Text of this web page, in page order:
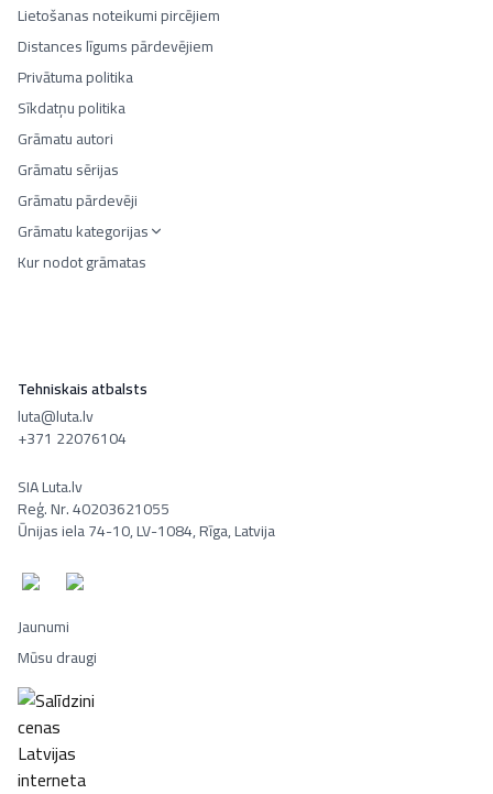
Lietošanas noteikumi pircējiem
Distances līgums pārdevējiem
Privātuma politika
Sīkdatņu politika
Grāmatu autori
Grāmatu sērijas
Grāmatu pārdevēji
Grāmatu kategorijas
Kur nodot grāmatas
Tehniskais atbalsts
luta@luta.lv
+371 22076104
SIA Luta.lv
Reģ. Nr. 40203621055
Ūnijas iela 74-10, LV-1084, Rīga, Latvija
Jaunumi
Mūsu draugi